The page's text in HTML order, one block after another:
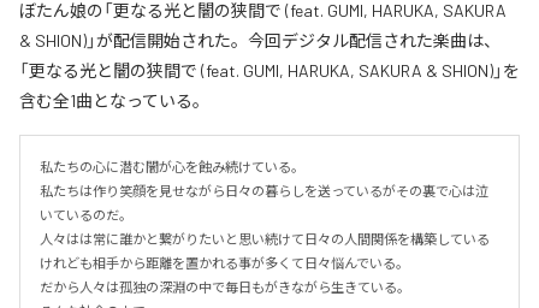
ぼたん娘の「更なる光と闇の狭間で (feat. GUMI, HARUKA, SAKURA
& SHION)」が配信開始された。今回デジタル配信された楽曲は、
「更なる光と闇の狭間で (feat. GUMI, HARUKA, SAKURA & SHION)」を
含む全1曲となっている。
私たちの心に潜む闇が心を蝕み続けている。
私たちは作り笑顔を見せながら日々の暮らしを送っているがその裏で心は泣
いているのだ。
人々はは常に誰かと繋がりたいと思い続けて日々の人間関係を構築している
けれども相手から距離を置かれる事が多くて日々悩んでいる。
だから人々は孤独の深淵の中で毎日もがきながら生きている。